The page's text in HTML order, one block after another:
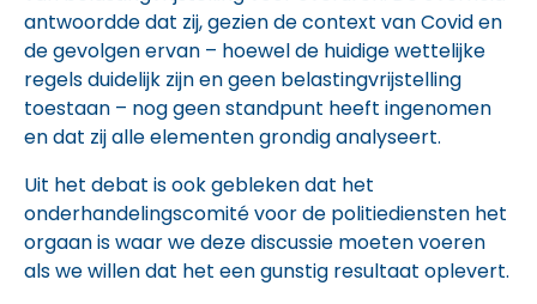
antwoordde dat zij, gezien de context van Covid en
de gevolgen ervan – hoewel de huidige wettelijke
regels duidelijk zijn en geen belastingvrijstelling
toestaan – nog geen standpunt heeft ingenomen
en dat zij alle elementen grondig analyseert.
Uit het debat is ook gebleken dat het
onderhandelingscomité voor de politiediensten het
orgaan is waar we deze discussie moeten voeren
als we willen dat het een gunstig resultaat oplevert.